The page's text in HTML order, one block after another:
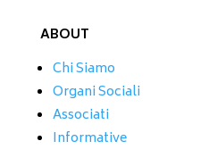
ABOUT
Chi Siamo
Organi Sociali
Associati
Informative